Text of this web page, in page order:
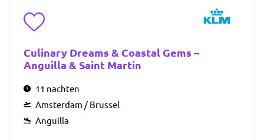
Toevoegen aan favorieten
Culinary Dreams & Coastal Gems –
Anguilla & Saint Martin
11 nachten
Amsterdam / Brussel
Anguilla